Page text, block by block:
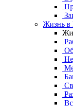
Жизнь в